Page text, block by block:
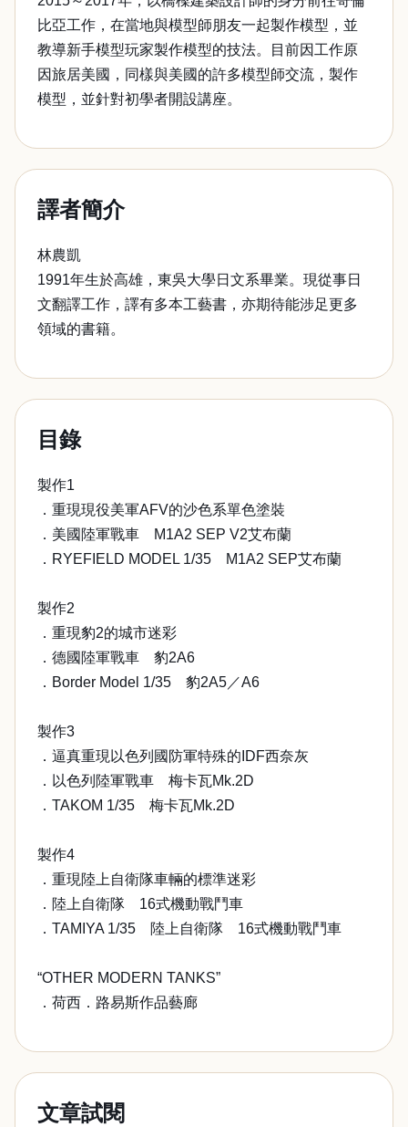
比亞工作，在當地與模型師朋友一起製作模型，並
教導新手模型玩家製作模型的技法。目前因工作原
因旅居美國，同樣與美國的許多模型師交流，製作
模型，並針對初學者開設講座。
譯者簡介
林農凱
1991年生於高雄，東吳大學日文系畢業。現從事日
文翻譯工作，譯有多本工藝書，亦期待能涉足更多
領域的書籍。
目錄
製作1
．重現現役美軍AFV的沙色系單色塗裝
．美國陸軍戰車 M1A2 SEP V2艾布蘭
．RYEFIELD MODEL 1/35 M1A2 SEP艾布蘭
製作2
．重現豹2的城市迷彩
．德國陸軍戰車 豹2A6
．Border Model 1/35 豹2A5／A6
製作3
．逼真重現以色列國防軍特殊的IDF西奈灰
．以色列陸軍戰車 梅卡瓦Mk.2D
．TAKOM 1/35 梅卡瓦Mk.2D
製作4
．重現陸上自衛隊車輛的標準迷彩
．陸上自衛隊 16式機動戰鬥車
．TAMIYA 1/35 陸上自衛隊 16式機動戰鬥車
“OTHER MODERN TANKS”
．荷西．路易斯作品藝廊
文章試閱